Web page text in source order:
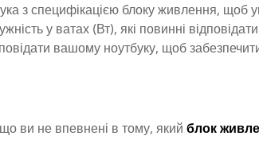
з специфікацією блоку живлення, щоб
у ватах (Вт), які повинні
вашому ноутбуку, щоб
ви не впевнені в тому, який блок